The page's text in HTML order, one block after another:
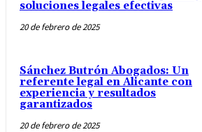
soluciones legales efectivas
20 de febrero de 2025
Sánchez Butrón Abogados: Un
referente legal en Alicante con
experiencia y resultados
garantizados
20 de febrero de 2025